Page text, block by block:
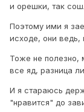
и орешки, так
Поэтому ими я
исходе, они ведь,
Тоже не полезно,
все яд, разница
И я стараюсь
"нравится" до